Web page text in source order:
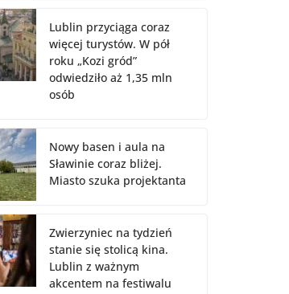
Lublin przyciąga coraz
więcej turystów. W pół
roku „Kozi gród”
odwiedziło aż 1,35 mln
osób
Nowy basen i aula na
Sławinie coraz bliżej.
Miasto szuka projektanta
Zwierzyniec na tydzień
stanie się stolicą kina.
Lublin z ważnym
akcentem na festiwalu